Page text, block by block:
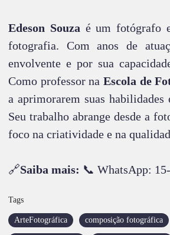
Edeson Souza é um fotógrafo
fotografia. Com anos de
envolvente e por sua
Como professor na Escola de
a aprimorarem suas
Seu trabalho abrange desde a
foco na criatividade e na
🔗Saiba mais: 📞 WhatsApp:
Tags
ArteFotográfica composição fotográfica